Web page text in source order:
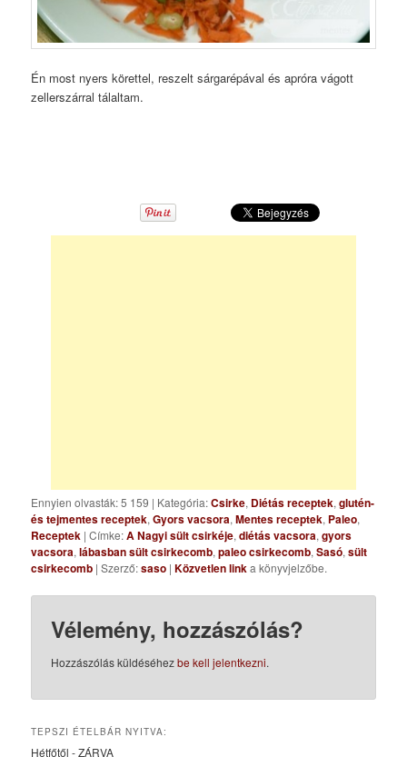
Én most nyers körettel, reszelt sárgarépával és apróra vágott
zellerszárral tálaltam.
Ennyien olvasták: 5 159 | Kategória:Csirke, Diétás receptek,glutén-
és tejmentes receptek,Gyors vacsora,Mentes receptek, Paleo,
Receptek | Címke:A Nagyi sült csirkéje,diétás vacsora,gyors
vacsora,lábasban sült csirkecomb,paleo csirkecomb,Sasó,sült
csirkecomb | Szerző:saso |Közvetlen linka könyvjelzőbe.
Vélemény, hozzászólás?
Hozzászólás küldéséhezbe kell jelentkezni.
TEPSZI ÉTELBÁR NYITVA:
Hétfőtől - ZÁRVA